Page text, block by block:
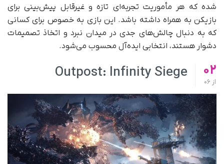
شده که هر مأموریت تجربه‌ای تازه و غیرقابل پیش‌بینی برای
بازیکن به همراه داشته باشد. این بازی به خصوص برای کسانی
که به دنبال چالش‌های جدی در میدان نبرد و اتخاذ تصمیمات
دشوار هستند، انتخابی ایده‌آل محسوب می‌شود.
02
از
Outpost: Infinity Siege